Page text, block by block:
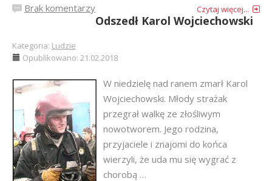
Brak komentarzy
Czytaj więcej...
Odszedł Karol Wojciechowski
Kategoria: Ludzie
Opublikowano: 21.02.2018
W niedzielę nad ranem zmarł Karol
Wojciechowski. Młody strażak
przegrał walkę ze złośliwym
nowotworem. Jego rodzina,
przyjaciele i znajomi do końca
wierzyli, że uda mu się wygrać z
chorobą …